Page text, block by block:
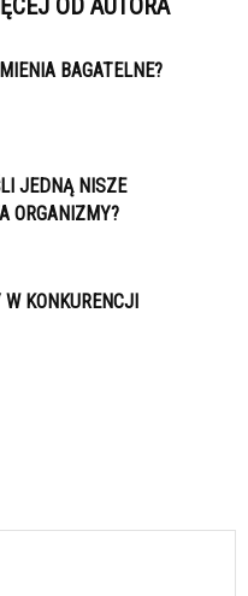
OD AUTORA
BAGATELNE?
JEDNĄ NISZE
ORGANIZMY?
KONKURENCJI